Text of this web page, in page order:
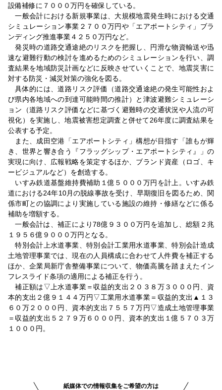
設備補修に７０００万円を確保している。
一般会計における新規事業は、大規模地震発生時における交通
シミュレーション事業２７００万円や「エアポートシティ」ブラ
ンディング推進事業４２５０万円など。
発災時の道路交通途絶のリスクを把握し、円滑な物資輸送や迅
速な避難行動の検討を進めるためのシミュレーションを行い、調
査結果を地域防災計画などに反映させていくことで、地震災害に
対する防災・減災対策の強化を図る。
具体的には、道路リスク評価（道路交通途絶の発生可能性およ
び県内各地域への到達可能時間の推計）と津波避難シミュレーシ
ョン（道路リスク評価などに基づく避難時の交通状況や人流の可
視化）を実施し、地震被害想定調査と併せて26年度に調査結果を
公表する予定。
また、成田空港「エアポートシティ」構想が目指す「誰もが輝
き、世界と響き合う『フラッグシップ・エアポートシティ』」の
実現に向け、広報戦略を策定するほか、ブランド資産（ロゴ、キ
ービジュアルなど）を創造する。
いすみ鉄道基盤維持費補助１億５０００万円を計上。いすみ鉄
道における24年10月の脱線事故を受け、早期復旧を図るため、関
係市町との協調により実施している施設の維持・修繕などに係る
補助を増額する。
一般会計は、補正により78億９３００万円を追加し、総額２兆
１９５６億９０００万円となる。
特別会計上水道事業、特別会計工業用水道事業、特別会計造成
土地管理事業では、現在の人員構成に合わせて人件費を補正する
ほか、企業局新庁舎整備事業について、物価高騰を踏まえたイン
フレスライド条項の適用による補正を行う。
補正額は▽上水道事業＝収益的支出２０３８万３０００円、資
本的支出２億９１４４万円▽工業用水道事業＝収益的支出▲１３
６０万２０００円、資本的支出７５５７万円▽造成土地管理事業
＝収益的支出５２７９万６０００円、資本的支出１億５７０３万
１０００円。
紙媒体での情報収集をご希望の方は